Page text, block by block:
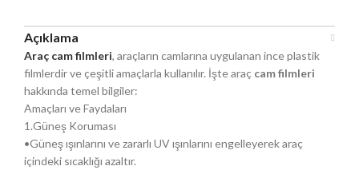
Açıklama
Araç cam filmleri, araçların camlarına uygulanan ince plastik
filmlerdir ve çeşitli amaçlarla kullanılır. İşte araç cam filmleri
hakkında temel bilgiler:
Amaçları ve Faydaları
1.Güneş Koruması
•Güneş ışınlarını ve zararlı UV ışınlarını engelleyerek araç
içindeki sıcaklığı azaltır.